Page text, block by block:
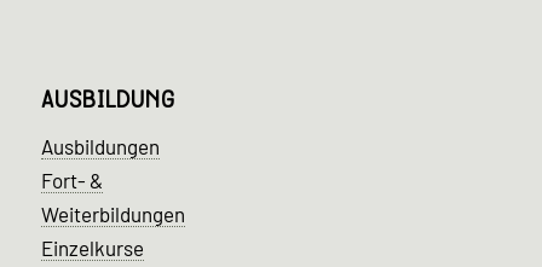
AUSBILDUNG
Ausbildungen
Fort- &
Weiterbildungen
Einzelkurse